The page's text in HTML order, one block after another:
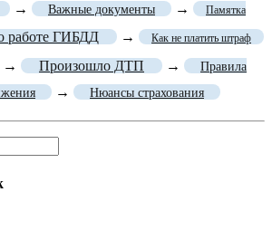
→ Важные документы → Памятка
работе ГИБДД → Как не платить штраф
→ Произошло ДТП →
Правила
→ Нюансы страхования